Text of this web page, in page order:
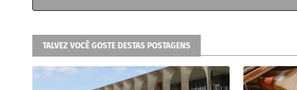
TALVEZ VOCÊ GOSTE DESTAS POSTAGENS